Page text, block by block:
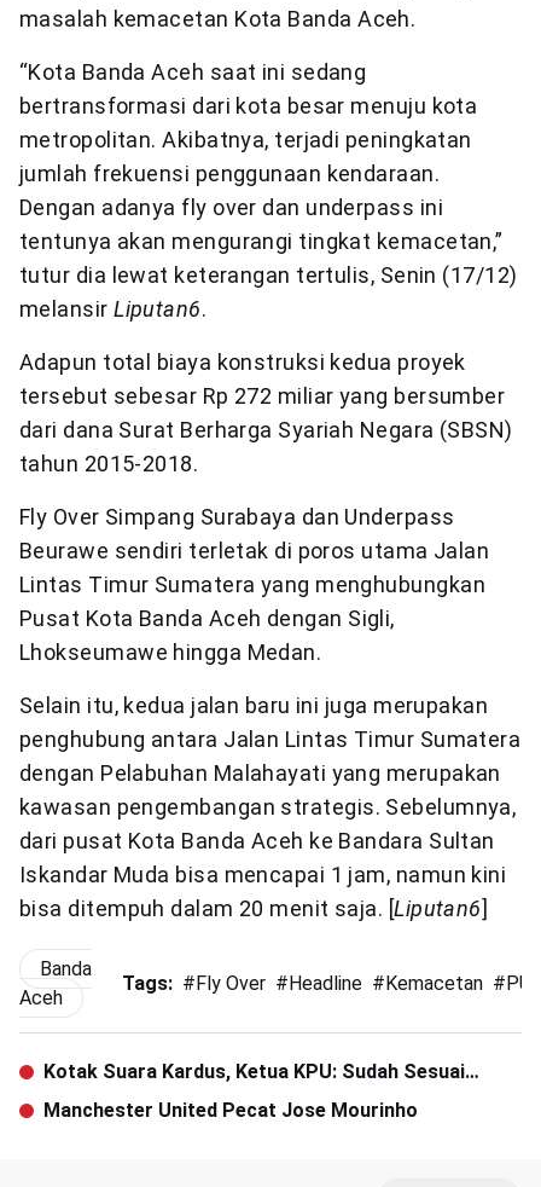
masalah kemacetan Kota Banda Aceh.
“Kota Banda Aceh saat ini sedang
bertransformasi dari kota besar menuju kota
metropolitan. Akibatnya, terjadi peningkatan
jumlah frekuensi penggunaan kendaraan.
Dengan adanya fly over dan underpass ini
tentunya akan mengurangi tingkat kemacetan,”
tutur dia lewat keterangan tertulis, Senin (17/12)
melansirLiputan6.
Adapun total biaya konstruksi kedua proyek
tersebut sebesar Rp 272 miliar yang bersumber
dari dana Surat Berharga Syariah Negara (SBSN)
tahun 2015-2018.
Fly Over Simpang Surabaya dan Underpass
Beurawe sendiri terletak di poros utama Jalan
Lintas Timur Sumatera yang menghubungkan
Pusat Kota Banda Aceh dengan Sigli,
Lhokseumawe hingga Medan.
Selain itu, kedua jalan baru ini juga merupakan
penghubung antara Jalan Lintas Timur Sumatera
dengan Pelabuhan Malahayati yang merupakan
kawasan pengembangan strategis. Sebelumnya,
dari pusat Kota Banda Aceh ke Bandara Sultan
Iskandar Muda bisa mencapai 1 jam, namun kini
bisa ditempuh dalam 20 menit saja. [Liputan6]
Banda
Aceh
Tags: #Fly Over #Headline #Kemacetan #
Kotak Suara Kardus, Ketua KPU: Sudah Sesuai
Fungsinya
Manchester United Pecat Jose Mourinho